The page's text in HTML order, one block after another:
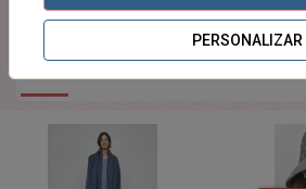
PRODUCTOS
PERSONALIZAR